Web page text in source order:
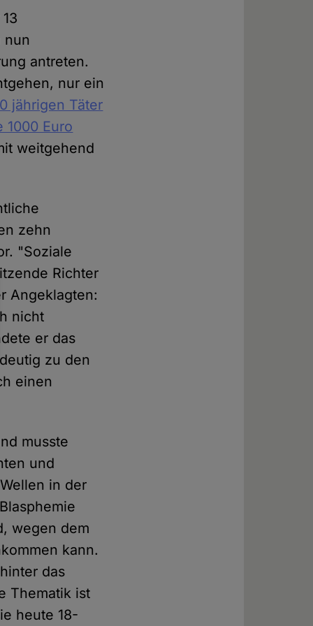
nun
antreten.
nur ein
jährigen Täter
1000 Euro
weitgehend
zehn
"Soziale
Richter
Angeklagten:
nicht
er das
zu den
einen
musste
und
in der
wegen dem
kann.
das
Thematik ist
heute 18-